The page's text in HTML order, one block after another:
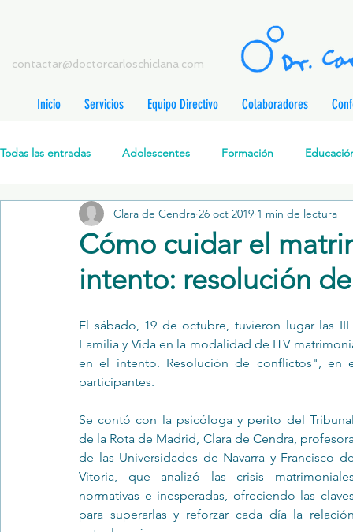
contactar@doctorcarloschiclana.com
Inicio Servicios Equipo Directivo Colaboradores
Todas las entradas Adolescentes Formación
Salud Mental Perinatal Psicoterapia Cognitivo-Analítica
Formación profesionales Jóvenes Desarrollo personal
Promoción de la salud mental Relaciones de pareja
Cómo cuidar el
intento: resolución
Clara de Cendra 26 oct 2019 1 min de lectura
El sábado, 19 de octubre, tuvieron lugar las
Familia y Vida en la modalidad de ITV
en el intento. Resolución de conflictos", en
participantes.
Se contó con la psicóloga y perito del
de la Rota de Madrid, Clara de Cendra,
de las Universidades de Navarra y Francisco
Vitoria, que analizó las crisis
normativas e inesperadas, ofreciendo las
para superarlas y reforzar cada día la